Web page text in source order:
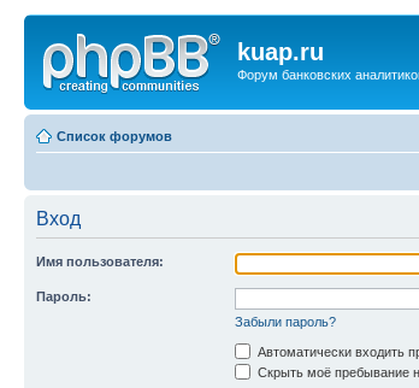
kuap.ru
Форум банковских
Список форумов
Вход
Имя пользователя:
Пароль:
Забыли пароль?
Автоматически входить
Скрыть моё пребывание